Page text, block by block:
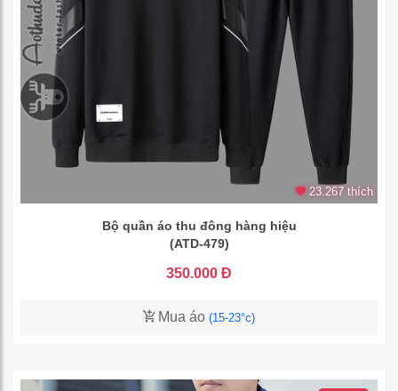
23.267 thích
Bộ quần áo thu đông hàng hiệu
(ATD-479)
350.000 Đ
Mua áo (15-23°c)